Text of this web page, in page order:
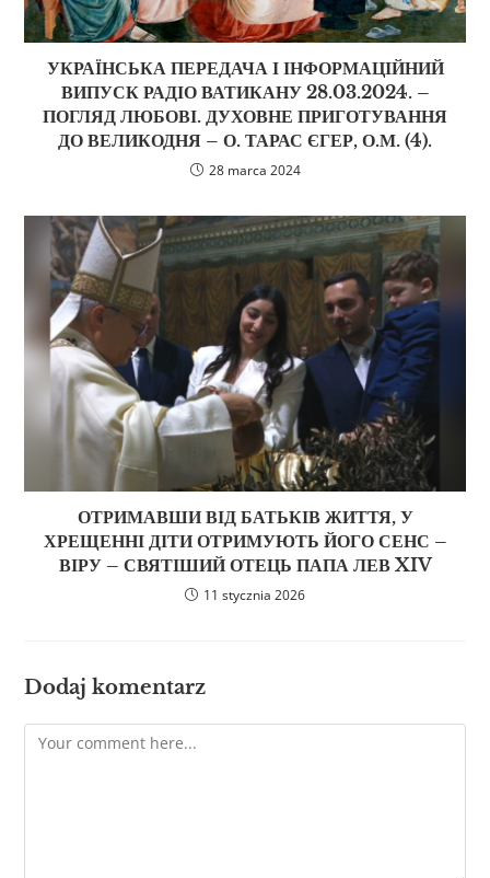
УКРАЇНСЬКА ПЕРЕДАЧА І ІНФОРМАЦІЙНИЙ
ВИПУСК РАДІО ВАТИКАНУ 28.03.2024. –
ПОГЛЯД ЛЮБОВІ. ДУХОВНЕ ПРИГОТУВАННЯ
ДО ВЕЛИКОДНЯ – О. ТАРАС ЄГЕР, О.М. (4).
28 marca 2024
ОТРИМАВШИ ВІД БАТЬКІВ ЖИТТЯ, У
ХРЕЩЕННІ ДІТИ ОТРИМУЮТЬ ЙОГО СЕНС –
ВІРУ – СВЯТІШИЙ ОТЕЦЬ ПАПА ЛЕВ XIV
11 stycznia 2026
Dodaj komentarz